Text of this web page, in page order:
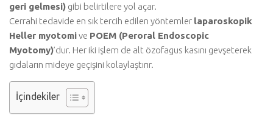
geri gelmesi) gibi belirtilere yol açar.
Cerrahi tedavide en sık tercih edilen yöntemler laparoskopik
Heller myotomive POEM (Peroral Endoscopic
Myotomy)’dur. Her iki işlem de alt özofagus kasını gevşeterek
gıdaların mideye geçişini kolaylaştırır.
İçindekiler